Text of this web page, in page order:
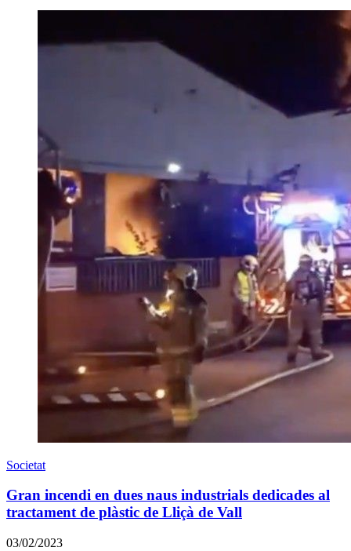
Societat
Gran incendi en dues naus industrials dedicades al
tractament de plàstic de Lliçà de Vall
03/02/2023